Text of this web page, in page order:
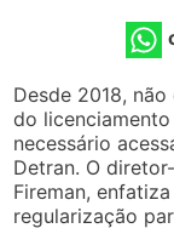
Desde 2018,
do
necessário
Detran. O
Fireman,
regularização